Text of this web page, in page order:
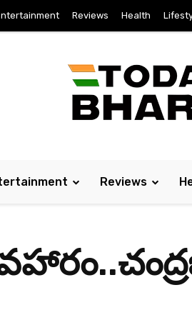
Reviews Health
Reviews